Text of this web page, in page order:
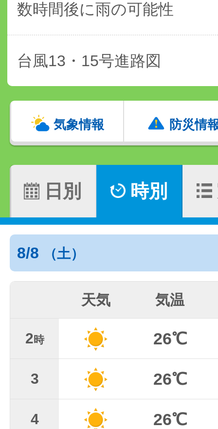
数時間後に雨の可能性
台風13・15号進路図
気象情報 防災情
日別 時別
8/8 （土）
天気 気温
2時 26℃
3 26℃
4 26℃